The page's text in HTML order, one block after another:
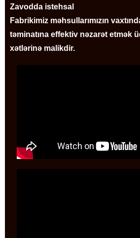
Zavodda istehsal
Fabrikimiz məhsullarımızın
təminatına effektiv nəzarət etmək
xətlərinə malikdir.